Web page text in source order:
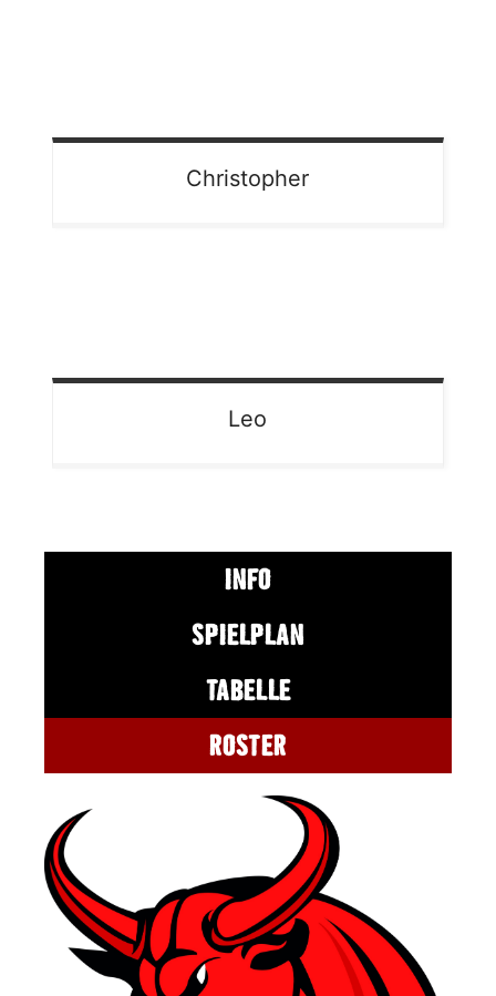
Christopher
Leo
INFO
SPIELPLAN
TABELLE
ROSTER